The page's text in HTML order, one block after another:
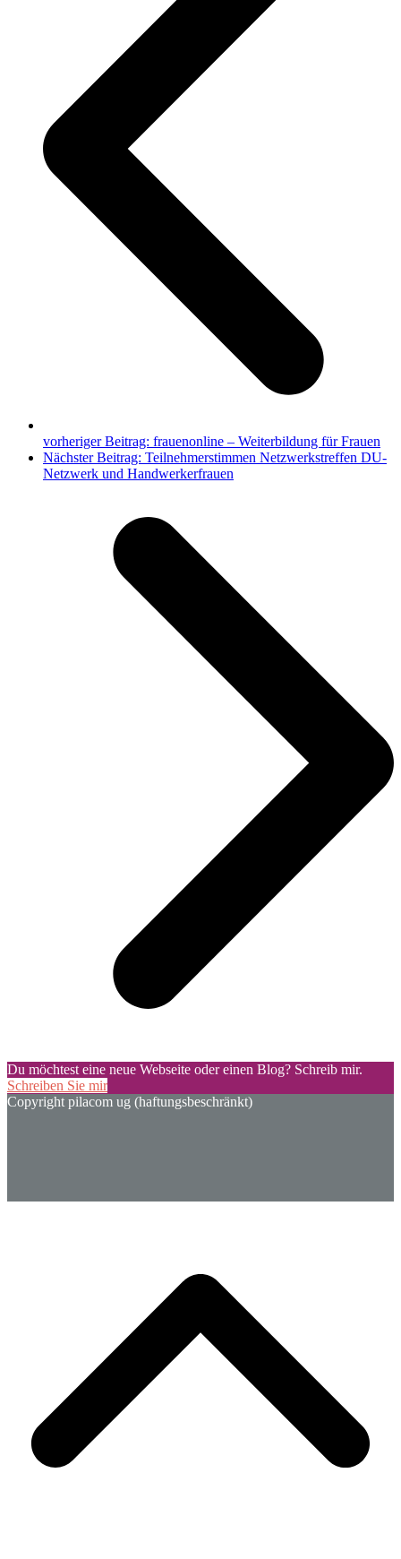
vorheriger Beitrag: frauenonline – Weiterbildung für Frauen
Nächster Beitrag: Teilnehmerstimmen Netzwerkstreffen DU-
Netzwerk und Handwerkerfrauen
Du möchtest eine neue Webseite oder einen Blog? Schreib mir.
Schreiben Sie mir
Copyright pilacom ug (haftungsbeschränkt)